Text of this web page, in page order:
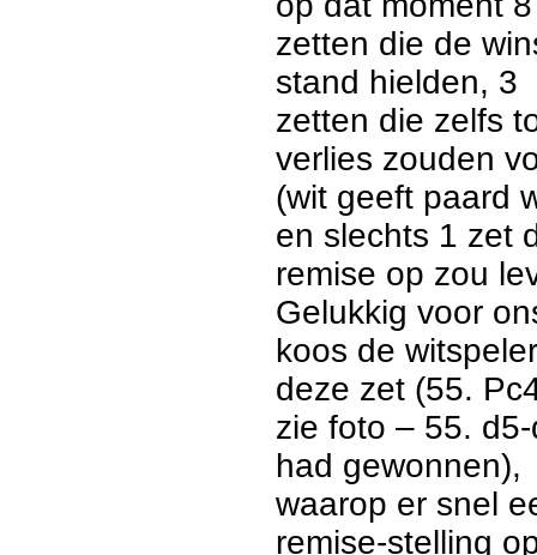
zetten die de
stand hielden, 3
zetten die zelfs
verlies zouden
(wit geeft paard
en slechts 1 zet
remise op zou
Gelukkig voor
koos de
deze zet (55.
zie foto – 55.
had gewonnen),
waarop er snel
remise-stelling